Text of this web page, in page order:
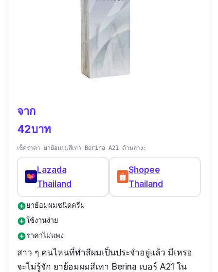
จาก
42บาท
เช็คราคา ยาย้อมผมสีเทา Berina A21 ด้านล่าง:
Lazada
Thailand
Shopee
Thailand
add_circleยาย้อมผมชนิดครีม
add_circleใช้งานง่าย
add_circleราคาไม่แพง
สาว ๆ คนไหนที่ทำสีผมเป็นประจำอยู่แล้ว มีเหรอ
จะไม่รู้จัก ยาย้อมผมสีเทา Berina เบอร์ A21 ใน